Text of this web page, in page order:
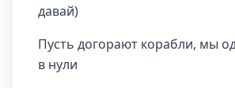
давай)
Пусть догорают корабли, мы
в нули